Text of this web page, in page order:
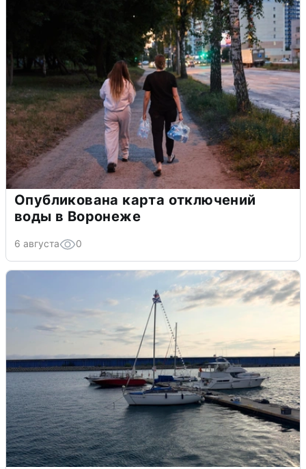
Опубликована карта отключений
воды в Воронеже
6 августа 0